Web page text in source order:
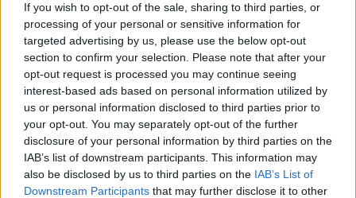
If you wish to opt-out of the sale, sharing to third parties, or
processing of your personal or sensitive information for
targeted advertising by us, please use the below opt-out
section to confirm your selection. Please note that after your
opt-out request is processed you may continue seeing
interest-based ads based on personal information utilized by
us or personal information disclosed to third parties prior to
your opt-out. You may separately opt-out of the further
disclosure of your personal information by third parties on the
IAB’s list of downstream participants. This information may
also be disclosed by us to third parties on the IAB’s List of
Downstream Participants that may further disclose it to other
In evidenza